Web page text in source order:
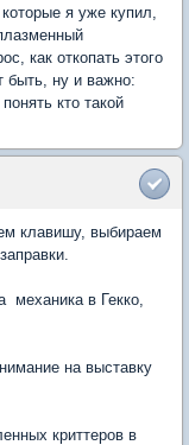
я уже купил,
как откопать этого
быть, ну и важно:
кто такой
клавишy, выбираем
механика в Гекко,
на выставкy
криттеров в